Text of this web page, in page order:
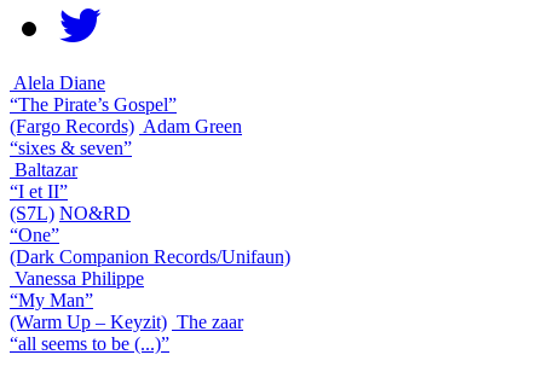
Alela Diane
“The Pirate’s Gospel”
(Fargo Records) Adam Green
“sixes & seven”
Baltazar
“I et II”
(S7L) NO&RD
“One”
(Dark Companion Records/Unifaun)
Vanessa Philippe
“My Man”
(Warm Up – Keyzit) The zaar
“all seems to be (...)”